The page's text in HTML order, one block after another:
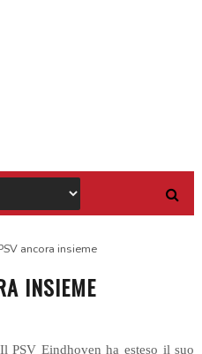
ancora insieme
INSIEME
Il PSV Eindhoven ha esteso il suo